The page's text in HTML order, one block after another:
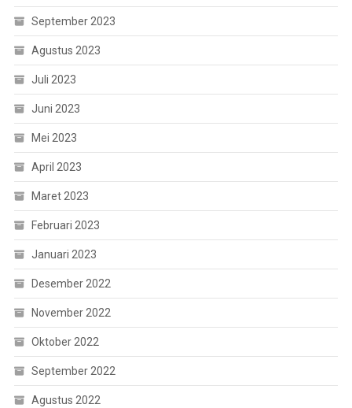
September 2023
Agustus 2023
Juli 2023
Juni 2023
Mei 2023
April 2023
Maret 2023
Februari 2023
Januari 2023
Desember 2022
November 2022
Oktober 2022
September 2022
Agustus 2022